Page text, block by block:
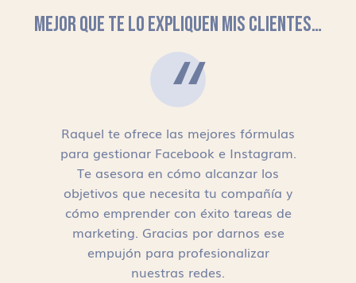
MEJOR QUE TE LO EXPLIQUEN MIS CLIENTES…
Raquel te ofrece las mejores fórmulas
para gestionar Facebook e Instagram.
Te asesora en cómo alcanzar los
objetivos que necesita tu compañía y
cómo emprender con éxito tareas de
marketing. Gracias por darnos ese
empujón para profesionalizar
nuestras redes.